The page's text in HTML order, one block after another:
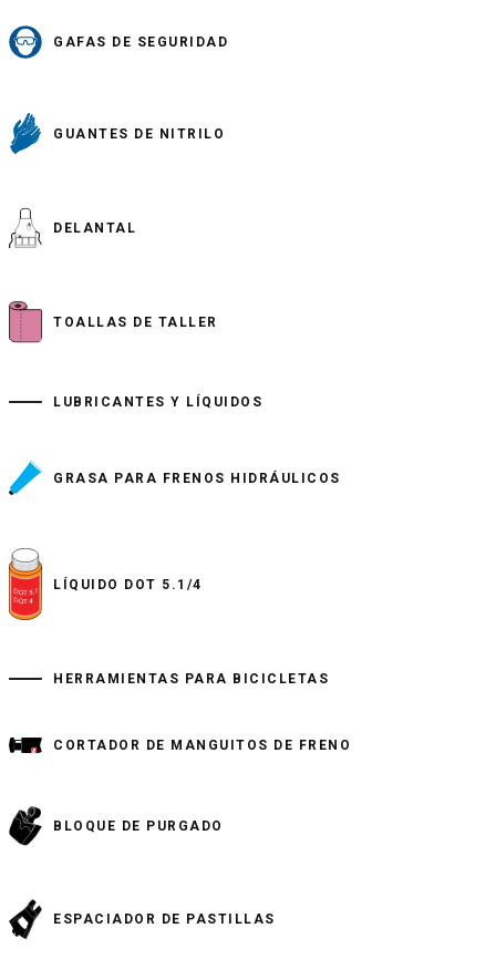
GAFAS DE SEGURIDAD
GUANTES DE NITRILO
DELANTAL
TOALLAS DE TALLER
LUBRICANTES Y LÍQUIDOS
GRASA PARA FRENOS HIDRÁULICOS
LÍQUIDO DOT 5.1/4
HERRAMIENTAS PARA BICICLETAS
CORTADOR DE MANGUITOS DE FRENO
BLOQUE DE PURGADO
ESPACIADOR DE PASTILLAS